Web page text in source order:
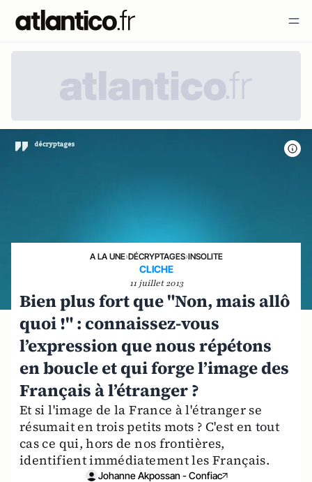
A LA UNE›DÉCRYPTAGES›INSOLITE
CLICHE
11 juillet 2013
Bien plus fort que "Non, mais allô
quoi !" : connaissez-vous
l’expression que nous répétons
en boucle et qui forge l’image des
Français à l’étranger ?
Et si l'image de la France à l'étranger se
résumait en trois petits mots ? C'est en tout
cas ce qui, hors de nos frontières,
identifient immédiatement les Français.
Johanne Akpossan - Confiac